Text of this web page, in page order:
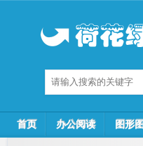
首页 办公阅读 图形